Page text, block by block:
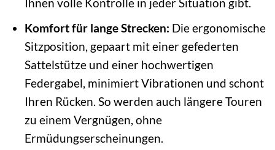
Komfort für lange Strecken: Die ergonomische
Sitzposition, gepaart mit einer gefederten
Sattelstütze und einer hochwertigen
Federgabel, minimiert Vibrationen und schont
Ihren Rücken. So werden auch längere Touren
zu einem Vergnügen, ohne
Ermüdungserscheinungen.